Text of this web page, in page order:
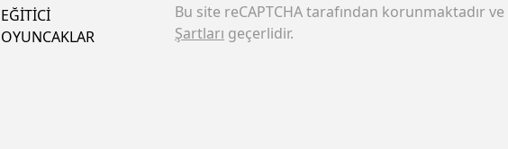
EĞİTİCİ
OYUNCAKLAR
Bu site reCAPTCHA tarafından korunmaktadır ve
Şartları geçerlidir.